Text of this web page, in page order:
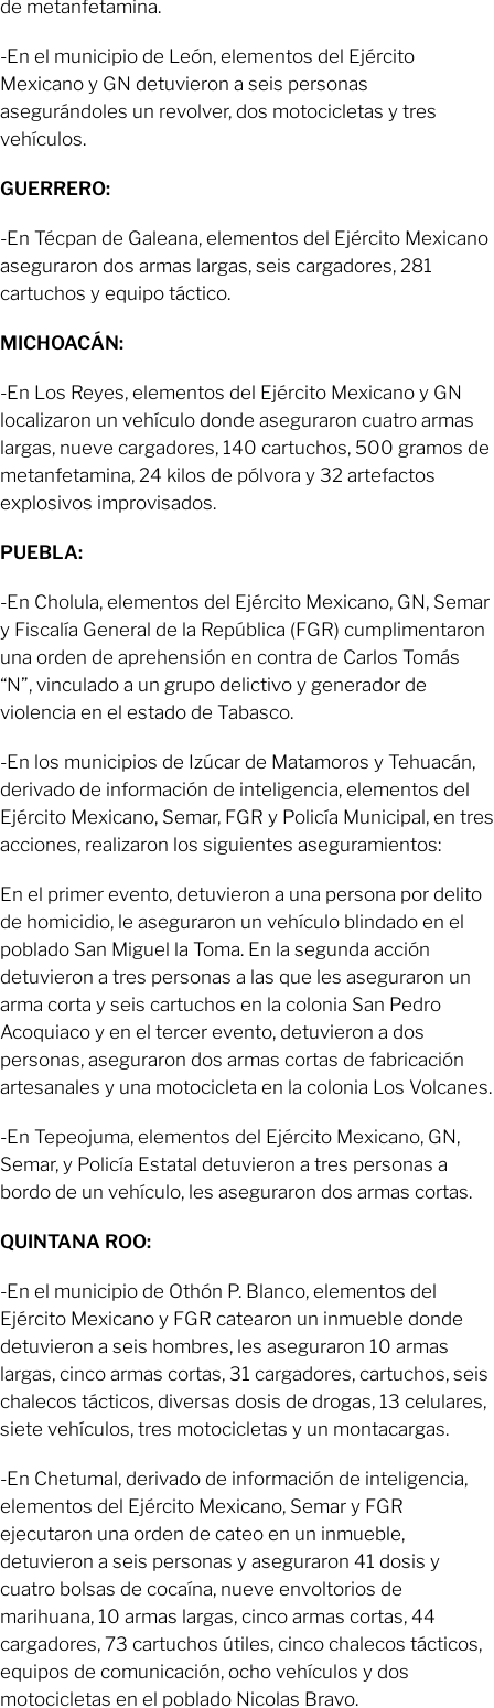
de metanfetamina.
-En el municipio de León, elementos del Ejército
Mexicano y GN detuvieron a seis personas
asegurándoles un revolver, dos motocicletas y tres
vehículos.
GUERRERO:
-En Técpan de Galeana, elementos del Ejército Mexicano
aseguraron dos armas largas, seis cargadores, 281
cartuchos y equipo táctico.
MICHOACÁN:
-En Los Reyes, elementos del Ejército Mexicano y GN
localizaron un vehículo donde aseguraron cuatro armas
largas, nueve cargadores, 140 cartuchos, 500 gramos de
metanfetamina, 24 kilos de pólvora y 32 artefactos
explosivos improvisados.
PUEBLA:
-En Cholula, elementos del Ejército Mexicano, GN, Semar
y Fiscalía General de la República (FGR) cumplimentaron
una orden de aprehensión en contra de Carlos Tomás
“N”, vinculado a un grupo delictivo y generador de
violencia en el estado de Tabasco.
-En los municipios de Izúcar de Matamoros y Tehuacán,
derivado de información de inteligencia, elementos del
Ejército Mexicano, Semar, FGR y Policía Municipal, en tres
acciones, realizaron los siguientes aseguramientos:
En el primer evento, detuvieron a una persona por delito
de homicidio, le aseguraron un vehículo blindado en el
poblado San Miguel la Toma. En la segunda acción
detuvieron a tres personas a las que les aseguraron un
arma corta y seis cartuchos en la colonia San Pedro
Acoquiaco y en el tercer evento, detuvieron a dos
personas, aseguraron dos armas cortas de fabricación
artesanales y una motocicleta en la colonia Los Volcanes.
-En Tepeojuma, elementos del Ejército Mexicano, GN,
Semar, y Policía Estatal detuvieron a tres personas a
bordo de un vehículo, les aseguraron dos armas cortas.
QUINTANA ROO:
-En el municipio de Othón P. Blanco, elementos del
Ejército Mexicano y FGR catearon un inmueble donde
detuvieron a seis hombres, les aseguraron 10 armas
largas, cinco armas cortas, 31 cargadores, cartuchos, seis
chalecos tácticos, diversas dosis de drogas, 13 celulares,
siete vehículos, tres motocicletas y un montacargas.
-En Chetumal, derivado de información de inteligencia,
elementos del Ejército Mexicano, Semar y FGR
ejecutaron una orden de cateo en un inmueble,
detuvieron a seis personas y aseguraron 41 dosis y
cuatro bolsas de cocaína, nueve envoltorios de
marihuana, 10 armas largas, cinco armas cortas, 44
cargadores, 73 cartuchos útiles, cinco chalecos tácticos,
equipos de comunicación, ocho vehículos y dos
motocicletas en el poblado Nicolas Bravo.